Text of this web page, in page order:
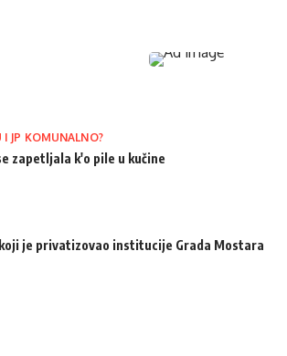
JP KOMUNALNO?
zapetljala k'o pile u kučine
je privatizovao institucije Grada Mostara